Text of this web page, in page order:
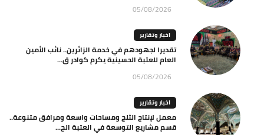
05/08/2026
اخبار وتقارير
تقديرا لجهودهم في خدمة الزائرين.. نائب الأمين
العام للعتبة الحسينية يكرم كوادر ق...
05/08/2026
اخبار وتقارير
معمل لإنتاج الثلج ومساحات واسعة ومرافق متنوعة..
قسم مشاريع التوسعة في العتبة الح...